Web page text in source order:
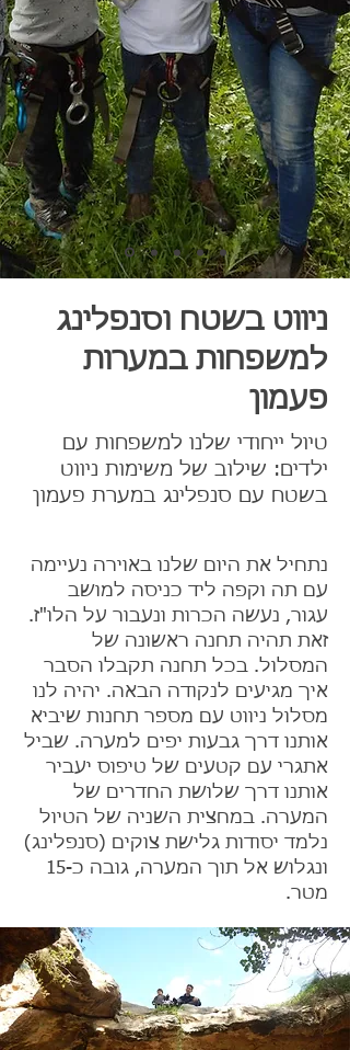
ניווט בשטח וסנפלינג
למשפחות במערות
פעמון
טיול ייחודי שלנו למשפחות עם
ילדים: שילוב של משימות ניווט
בשטח עם סנפלינג במערת פעמון
נתחיל את היום שלנו באוירה נעיימה
עם תה וקפה ליד כניסה למושב
עגור, נעשה הכרות ונעבור על הלו"ז.
זאת תהיה תחנה ראשונה של
המסלול. בכל תחנה תקבלו הסבר
איך מגיעים לנקודה הבאה. יהיה לנו
מסלול ניווט עם מספר תחנות שיביא
אותנו דרך גבעות יפים למערה. שביל
אתגרי עם קטעים של טיפוס יעביר
אותנו דרך שלושת החדרים של
המערה. במחצית השניה של הטיול
נלמד יסודות גלישת צוקים (סנפלינג)
ונגלוש אל תוך המערה, גובה כ-15
מטר.